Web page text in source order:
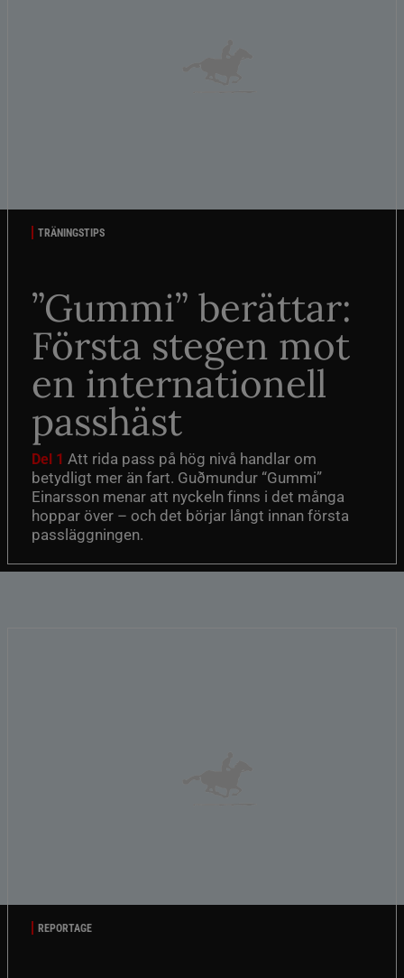
TRÄNINGSTIPS
”Gummi” berättar:
Första stegen mot
en internationell
passhäst
Del 1 Att rida pass på hög nivå handlar om
betydligt mer än fart. Guðmundur “Gummi”
Einarsson menar att nyckeln finns i det många
hoppar över – och det börjar långt innan första
passläggningen.
REPORTAGE